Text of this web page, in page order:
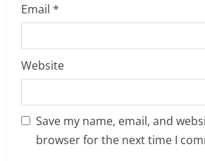
Email *
Website
Save my name, email, and
browser for the next time I